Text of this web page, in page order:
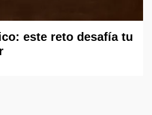
este reto desafía tu